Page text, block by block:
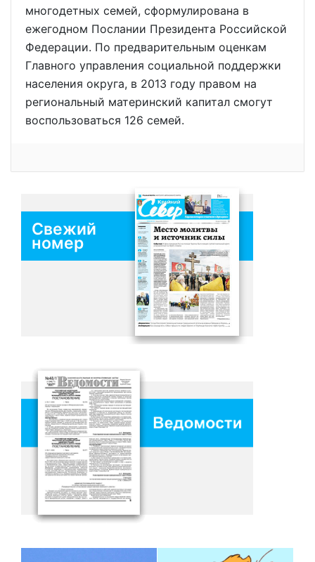
многодетных семей, сформулирована в
ежегодном Послании Президента Российской
Федерации. По предварительным оценкам
Главного управления социальной поддержки
населения округа, в 2013 году правом на
региональный материнский капитал смогут
воспользоваться 126 семей.
Свежий
номер